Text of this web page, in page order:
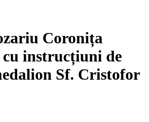
Coronița
instrucțiuni de
Sf. Cristofor